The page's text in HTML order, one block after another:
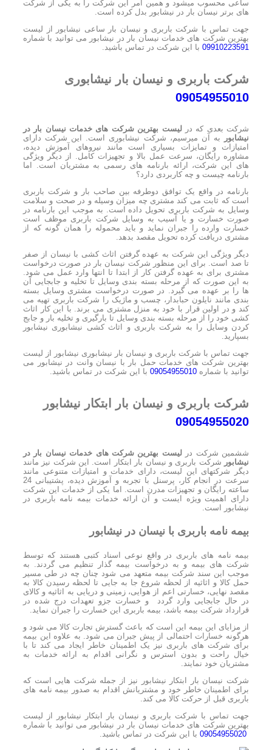
ساعی محسوب میشود و همین امر این شرکت را به یکی از شرکت
های برتر نیسان بار در نیشابور بدل کرده است.
جهت تماس با شرکت باربری و نیسان بار ساعی نیشابور از لیست
بهترین شرکت های خدمات نیسان بار در نیشابور می توانید با شماره
09910223591 با این شرکت در تماس باشید.
شرکت باربری و نیسان بار نیشابوری
09054955010
شرکت بعدی که در
لیست بهترین شرکت های خدمات نیسان بار در
نیشابوربه آن میرسیم، شرکت نیشابوری است. این شرکت دارای
امتیازات و تمایزات بسیاری است مانند نیروهای آموزش دیده،
مشاوره رایگان، سرعت عمل بالا و تجهیزات کامل. از دیگر ویژگی
های این شرکت، ارائه بارنامه های رسمی به مشتریان است. اما
بارنامه چیست و چه کاربردی دارد؟
بارنامه در واقع یک توافق دوطرفه بین صاحب بار و شرکت باربری
است که ثابت می کند مشتری چه میزان وسیله و در صحت و سلامت
وسایل به شرکت باربری تحویل داده است. به موجب این بارنامه در
صورت خسارت و یا آسیب به وسایل شرکت باربری موظف است
خسارت وارده را جبران نماید و باید محموله را همان گونه که از
مشتری دریافت کرده تحویل مقصد بدهد.
دیگر ویژگی این شرکت به عهده گرفتن اثاث کشی با نیسان از صفر
تا صد است. برای این منظور شرکت نیسان بار در صورت درخواست
مشتری برای به عهده گرفتن کار از ابتدا تا انتها وارد عمل می شود.
به این صورت که از مرحله بسته بندی وسایل تا تخلیه و جابجایی آن
ها را بر عهده می گیرد. در صورت درخواست مشتری وسایل بسته
بندی مانند نایلون حبابدار، چسب و ماژیک را شرکت باربری تهیه می
کند و در اولین قرار با خود به منزل مشتری می برند. با این کار اثاث
کشی خود را از مرحله بسته بندی وسایل تا بارگیری و تخلیه بار و جابج
کردن وسایل را به شرکت باربری و اثاث کشی نیشابوری نیشابور
بسپارید.
جهت تماس با شرکت باربری و نیسان بار نیشابوری نیشابور از لیست
بهترین شرکت های خدمات حمل بار با نیسان وانت در نیشابور می
توانید با شماره09054955010 با این شرکت در تماس باشید.
شرکت باربری و نیسان بار ابتکار نیشابور
09054955020
ششمین شرکت در
لیست بهترین شرکت های خدمات نیسان بار در
نیشابورشرکت باربری و نیسان بار ابتکار است. این شرکت نیز مانند
دیگر شرکتهای این لیست، دارای خدمات و امتیازات متنوعی مانند
سرعت در انجام کار، پرسنل با تجربه و آموزش دیده، پشتیبانی 24
ساعته رایگان و تجهیزات مدرن است. اما یکی از خدمات این شرکت
دارای اهمیت ویژه ایست و آن ارائه خدمات بیمه نامه باربری در
نیشابور است.
بیمه نامه باربری با نیسان در نیشابور
بیمه نامه های باربری در واقع نوعی اسناد کتبی هستند که توسط
شرکت های بیمه و به درخواست بیمه گذار تنظیم می گردند. به
موجب این سند شرکت بیمه متعهد می شود چنان چه در طی مسیر
حمل کالا و اثاثیه از لحظه شروع جا به جایی تا لحظه رسیدن کالا به
مقصد نهایی، خسارتی اعم از هوایی، زمینی و دریایی به اثاثیه و کالای
در حال جابجایی وارد گردد و خسارت جزو تعهدات درج شده در
قرارداد شرکت بیمه باشد، بیمه باربری این خسارت را جبران نماید.
از مزایای این بیمه این است که باعث گسترش تجارت کالا می شود و
هرگونه خسارات احتمالی از پیش جبران می شود. به علاوه این بیمه
برای شرکت های باربری نیز یک اطمینان خاطر ایجاد می کند تا با
خیال راحت و بدون استرس و نگرانی اقدام به ارائه خدمات به
مشتریان خود نمایند.
شرکت نیسان بار ابتکار نیشابور نیز از جمله شرکت هایی است که
برای اطمینان خاطر خود و مشتریانش اقدام به صدور بیمه نامه های
باربری قبل از حرکت کالا می کند.
جهت تماس با شرکت باربری و نیسان بار ابتکار نیشابور از لیست
بهترین شرکت های خدمات نیسان بار در نیشابور می توانید با شماره
09054955020 با این شرکت در تماس باشید.